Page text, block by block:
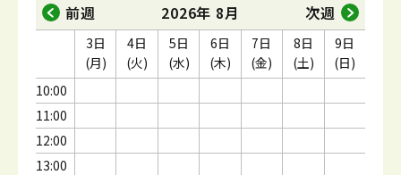
前週 2026年 8月 次週
10:00
11:00
12:00
13:00
3日
(月)
4日
(火)
5日
(水)
6日
(木)
7日
(金)
8日
(土)
9日
(日)